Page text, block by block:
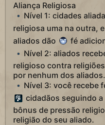
Aliança Religiosa
Nível 1: cidades
religiosa uma na outra, e
aliados dão
fé
Nível 2: aliados
religioso contra
por nenhum dos aliados.
Nível 3: você recebe
cidadãos seguindo
bônus de pressão
religião do seu aliado.